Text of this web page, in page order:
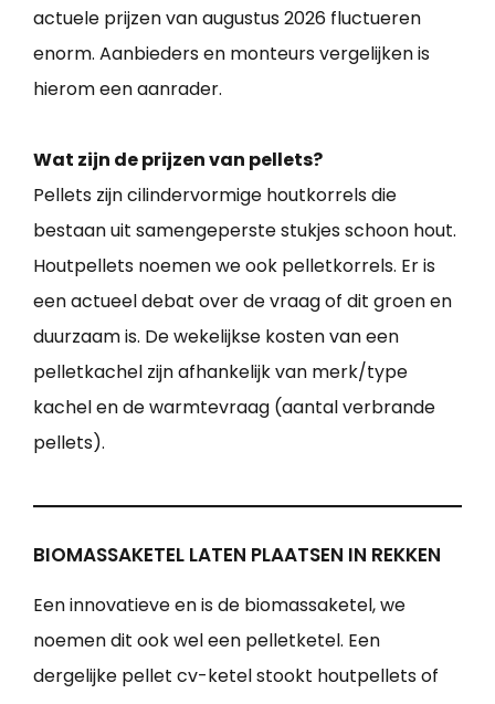
actuele prijzen van augustus 2026 fluctueren
enorm. Aanbieders en monteurs vergelijken is
hierom een aanrader.
Wat zijn de prijzen van pellets?
Pellets zijn cilindervormige houtkorrels die
bestaan uit samengeperste stukjes schoon hout.
Houtpellets noemen we ook pelletkorrels. Er is
een actueel debat over de vraag of dit groen en
duurzaam is. De wekelijkse kosten van een
pelletkachel zijn afhankelijk van merk/type
kachel en de warmtevraag (aantal verbrande
pellets).
BIOMASSAKETEL LATEN PLAATSEN IN REKKEN
Een innovatieve en is de biomassaketel, we
noemen dit ook wel een pelletketel. Een
dergelijke pellet cv-ketel stookt houtpellets of